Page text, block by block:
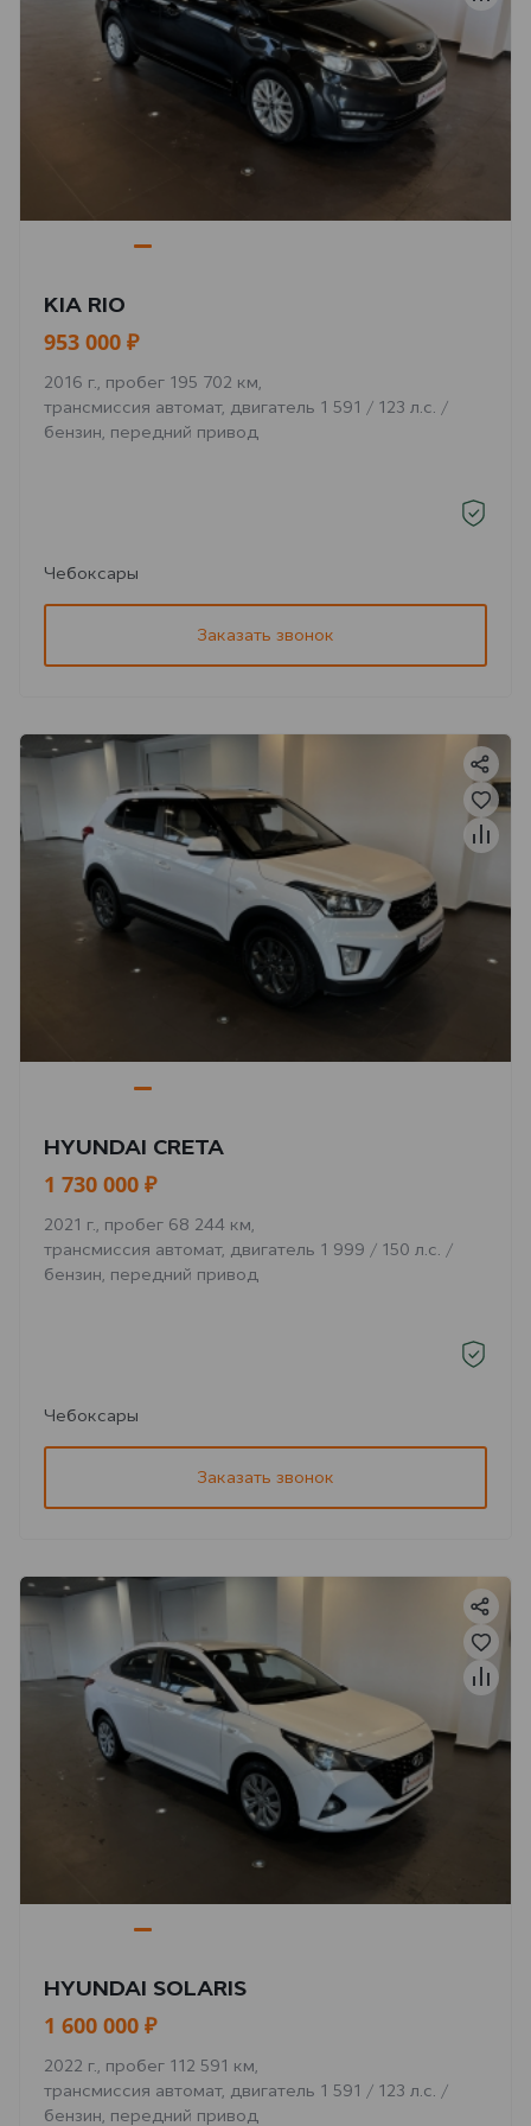
KIA RIO
953 000 ₽
2016 г., пробег 195 702 км,
трансмиссия автомат, двигатель 1 591 / 123 л.с. /
бензин, передний привод
Чебоксары
Заказать звонок
HYUNDAI CRETA
1 730 000 ₽
2021 г., пробег 68 244 км,
трансмиссия автомат, двигатель 1 999 / 150 л.с. /
бензин, передний привод
Чебоксары
Заказать звонок
HYUNDAI SOLARIS
1 600 000 ₽
2022 г., пробег 112 591 км,
трансмиссия автомат, двигатель 1 591 / 123 л.с. /
бензин, передний привод